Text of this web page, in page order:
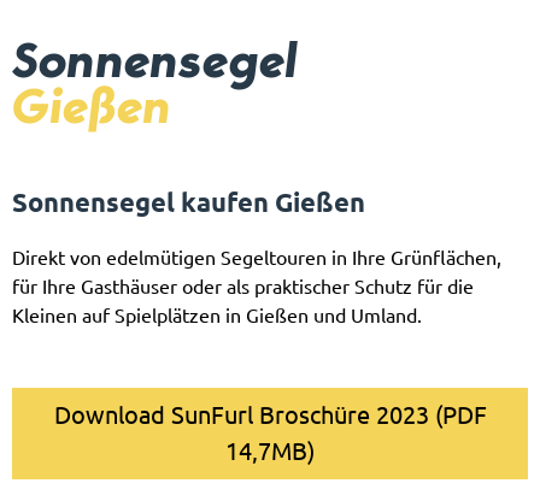
Sonnensegel
Gießen
Sonnensegel kaufen Gießen
Direkt von edelmütigen Segeltouren in Ihre Grünflächen,
für Ihre Gasthäuser oder als praktischer Schutz für die
Kleinen auf Spielplätzen in Gießen und Umland.
Download SunFurl Broschüre 2023 (PDF
14,7MB)